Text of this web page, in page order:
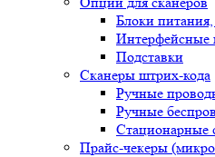
Блоки
Интерфейсные
Подставки
Сканеры штрих-кода
Ручные
Ручные
Стационарные
Прайс-чекеры